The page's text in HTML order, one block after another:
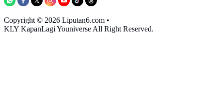
Copyright © 2026 Liputan6.com •
KLY KapanLagi Youniverse All Right Reserved.